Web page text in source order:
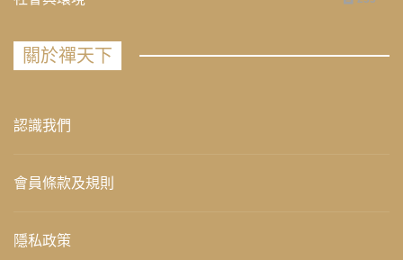
關於禪天下
認識我們
會員條款及規則
隱私政策